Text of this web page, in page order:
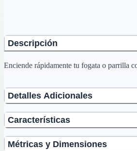
Descripción
Enciende rápidamente tu fogata o parrilla
Detalles Adicionales
Características
Métricas y Dimensiones